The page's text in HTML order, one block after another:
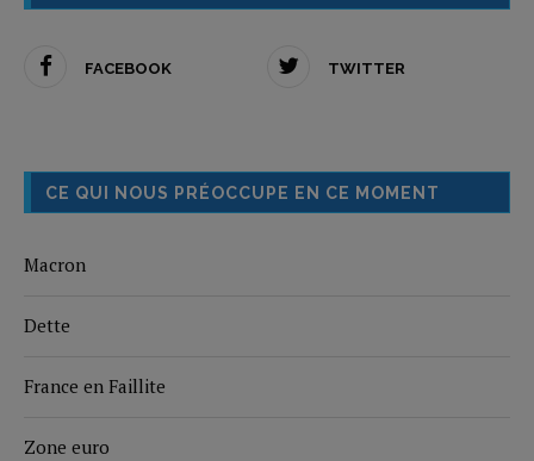
FACEBOOK TWITTER
CE QUI NOUS PRÉOCCUPE EN CE MOMENT
Macron
Dette
France en Faillite
Zone euro